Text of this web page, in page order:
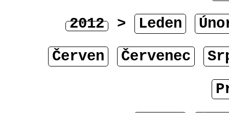
2012 > Leden
Červen
Červenec